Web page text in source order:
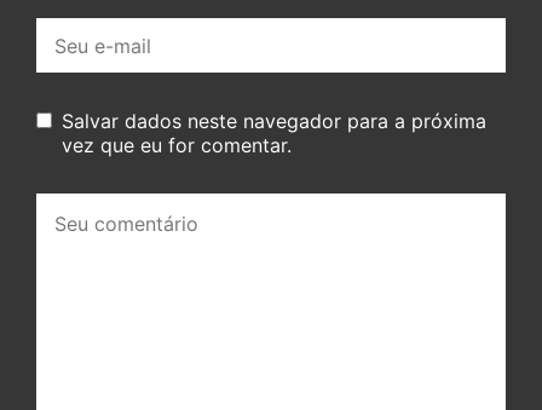
mail:
Salvar dados neste navegador para a próxima
vez que eu for comentar.
comentário: